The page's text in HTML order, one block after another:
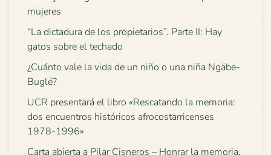
mujeres
“La dictadura de los propietarios”. Parte II: Hay
gatos sobre el techado
¿Cuánto vale la vida de un niño o una niña Ngäbe-
Buglé?
UCR presentará el libro «Rescatando la memoria:
dos encuentros históricos afrocostarricenses
1978-1996»
Carta abierta a Pilar Cisneros – Honrar la memoria,